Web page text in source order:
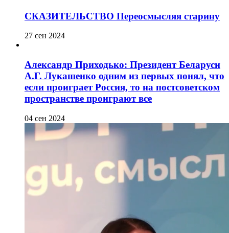
СКАЗИТЕЛЬСТВО Переосмысляя старину
27 сен 2024
Александр Приходько: Президент Беларуси
А.Г. Лукашенко одним из первых понял, что
если проиграет Россия, то на постсоветском
пространстве проиграют все
04 сен 2024